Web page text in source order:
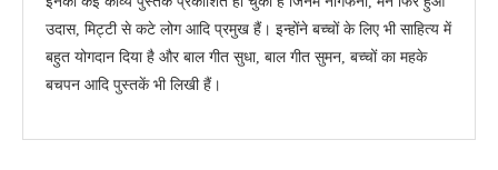
उदास, मिट्टी से कटे लोग आदि प्रमुख हैं। इन्होंने बच्चों के लिए भी साहित्य में
बहुत योगदान दिया है और बाल गीत सुधा, बाल गीत सुमन, बच्चों का महके
बचपन आदि पुस्तकें भी लिखी हैं।